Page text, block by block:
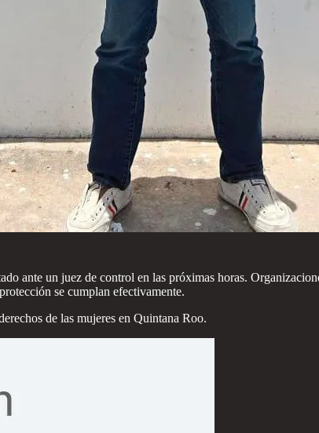
ante un juez de control en las próximas horas.
se cumplan efectivamente.
de las mujeres en Quintana Roo.